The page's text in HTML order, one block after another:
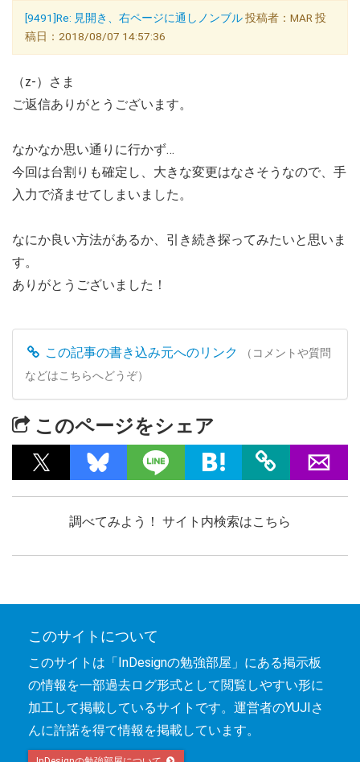
[9491]Re: 見開き、右ページに通しノンブル投稿者：MAR 投
稿日：2018/08/07 14:57:36
（z-）さま
ご返信ありがとうございます。
なかなか思い通りに行かず…
今回は台割りも確定し、大きな変更はなさそうなので、手
入力で済ませてしまいました。
なにか良い方法があるか、引き続き探ってみたいと思いま
す。
ありがとうございました！
この記事の書き込み元へのリンク
（コメントや質問
などはこちらへどうぞ）
このページをシェア
調べてみよう！ サイト内検索はこちら
このサイトについて
このサイトは「InDesignの勉強部屋」にある掲示板
の情報を一部過去ログ形式として閲覧しやすい形に
加工して掲載しているサイトです。運営者のYUJIさ
んに許諾を得て情報を掲載しています。